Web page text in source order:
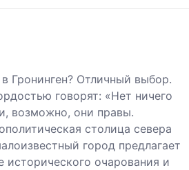
Гронинген? Отличный выбор.
говорят: «Нет ничего
возможно, они правы.
столица севера
город предлагает
исторического очарования и